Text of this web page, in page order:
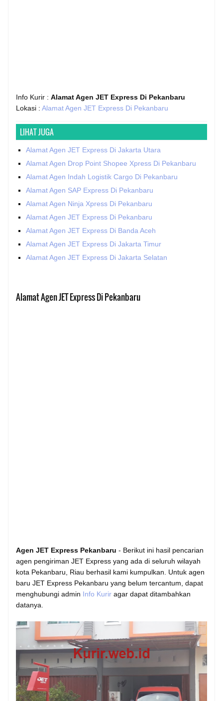
Info Kurir : Alamat Agen JET Express Di Pekanbaru
Lokasi : Alamat Agen JET Express Di Pekanbaru
LIHAT JUGA
Alamat Agen JET Express Di Jakarta Utara
Alamat Agen Drop Point Shopee Xpress Di Pekanbaru
Alamat Agen Indah Logistik Cargo Di Pekanbaru
Alamat Agen SAP Express Di Pekanbaru
Alamat Agen Ninja Xpress Di Pekanbaru
Alamat Agen JET Express Di Pekanbaru
Alamat Agen JET Express Di Banda Aceh
Alamat Agen JET Express Di Jakarta Timur
Alamat Agen JET Express Di Jakarta Selatan
Alamat Agen JET Express Di Pekanbaru
Agen JET Express Pekanbaru - Berikut ini hasil pencarian
agen pengiriman JET Express yang ada di seluruh wilayah
kota Pekanbaru, Riau berhasil kami kumpulkan. Untuk agen
baru JET Express Pekanbaru yang belum tercantum, dapat
menghubungi admin Info Kurir agar dapat ditambahkan
datanya.